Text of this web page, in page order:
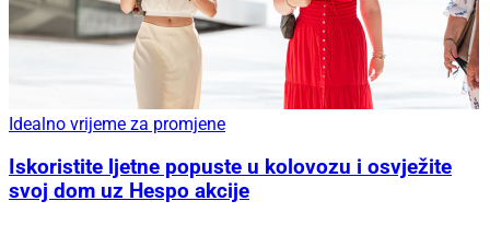
Idealno vrijeme za promjene
Iskoristite ljetne popuste u kolovozu i osvježite
svoj dom uz Hespo akcije